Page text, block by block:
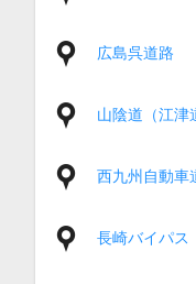
広島呉道路
山陰道（江津
西九州自動車
長崎バイパス